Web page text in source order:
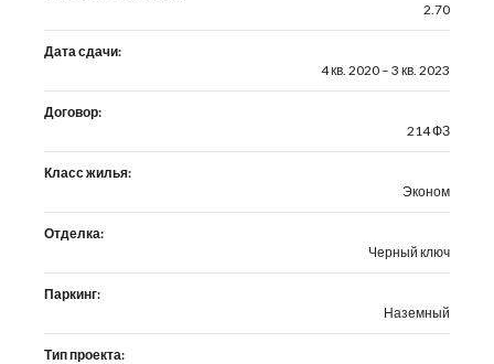
2.70
Дата сдачи:
4 кв. 2020 – 3 кв. 2023
Договор:
214 ФЗ
Класс жилья:
Эконом
Отделка:
Черный ключ
Паркинг:
Наземный
Тип проекта: